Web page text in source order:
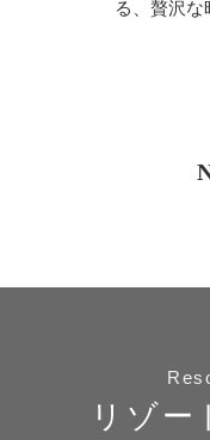
る、贅沢な
リゾー